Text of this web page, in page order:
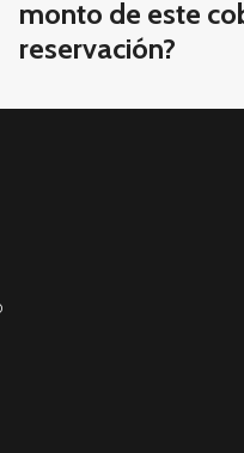
monto de este
reservación?